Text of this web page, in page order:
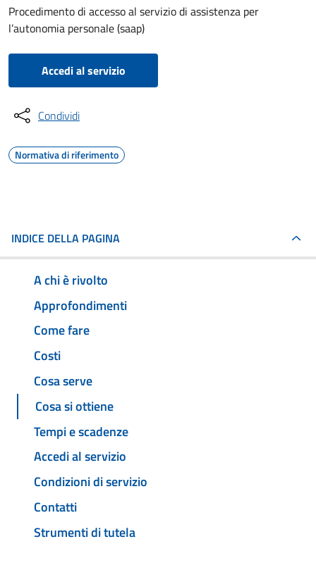
Procedimento di accesso al servizio di assistenza per
l’autonomia personale (saap)
Accedi al servizio
Condividi
Normativa di riferimento
INDICE DELLA PAGINA
A chi è rivolto
Approfondimenti
Come fare
Costi
Cosa serve
Cosa si ottiene
Tempi e scadenze
Accedi al servizio
Condizioni di servizio
Contatti
Strumenti di tutela